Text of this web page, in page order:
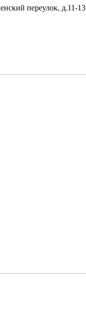
переулок, д.11-13